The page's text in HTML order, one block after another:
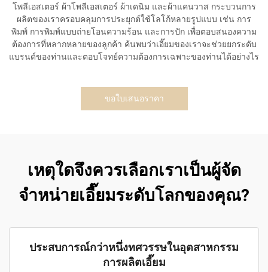
โพลีเอสเตอร์ ผ้าโพลีเอสเตอร์ ผ้าเดนิม และผ้าแคนวาส กระบวนการ
ผลิตของเราครอบคลุมการประยุกต์ใช้โลโก้หลายรูปแบบ เช่น การ
พิมพ์ การพิมพ์แบบถ่ายโอนความร้อน และการปัก เพื่อตอบสนองความ
ต้องการที่หลากหลายของลูกค้า ค้นพบว่าเอี๊ยมของเราจะช่วยยกระดับ
แบรนด์ของท่านและตอบโจทย์ความต้องการเฉพาะของท่านได้อย่างไร
ขอใบเสนอราคา
เหตุใดจึงควรเลือกเราเป็นผู้จัด
จำหน่ายเอี๊ยมระดับโลกของคุณ?
ประสบการณ์กว่าหนึ่งทศวรรษในอุตสาหกรรม
การผลิตเอี๊ยม